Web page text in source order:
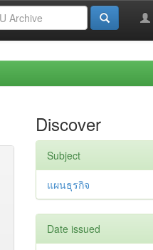
Discover
Subject
แผนธุรกิจ
Date issued